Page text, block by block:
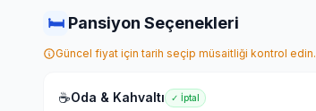
🛏 Pansiyon Seçenekleri
Güncel fiyat için tarih seçip müsaitliği kontrol edin.
☕Oda & Kahvaltı ✓ İptal